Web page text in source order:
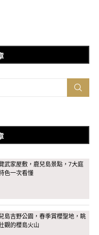
武家屋敷，鹿兒島景點，7大庭
色一次看懂
島吉野公園，春季賞櫻聖地，眺
觀的櫻島火山